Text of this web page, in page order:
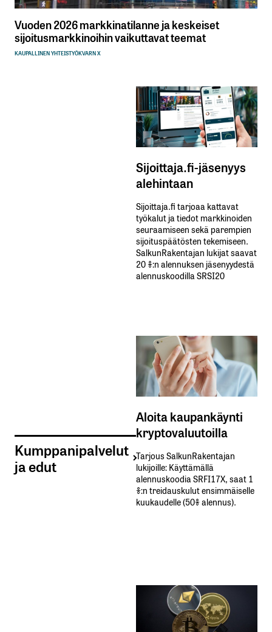
Vuoden 2026 markkinatilanne ja keskeiset
sijoitusmarkkinoihin vaikuttavat teemat
KAUPALLINEN YHTEISTYÖKVARN X
Kumppanipalvelut
ja edut
Sijoittaja.fi-jäsenyys
alehintaan
Sijoittaja.fi tarjoaa kattavat
työkalut ja tiedot markkinoiden
seuraamiseen sekä parempien
sijoituspäätösten tekemiseen.
SalkunRakentajan lukijat saavat
20 %:n alennuksen jäsenyydestä
alennuskoodilla SRSI20
Aloita kaupankäynti
kryptovaluutoilla
Tarjous SalkunRakentajan
lukijoille: Käyttämällä​ ​
alennuskoodia​ ​SRFI17X,​ ​saat​ ​1
%:n treidauskulut​ ​ensimmäiselle​ ​
kuukaudelle​ ​(50%​ ​alennus).